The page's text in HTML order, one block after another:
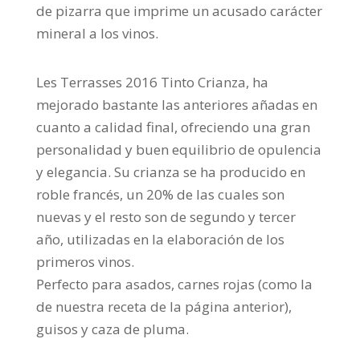
de pizarra que imprime un acusado carácter
mineral a los vinos.
Les Terrasses 2016 Tinto Crianza, ha
mejorado bastante las anteriores añadas en
cuanto a calidad final, ofreciendo una gran
personalidad y buen equilibrio de opulencia
y elegancia. Su crianza se ha producido en
roble francés, un 20% de las cuales son
nuevas y el resto son de segundo y tercer
año, utilizadas en la elaboración de los
primeros vinos.
Perfecto para asados, carnes rojas (como la
de nuestra receta de la página anterior),
guisos y caza de pluma.